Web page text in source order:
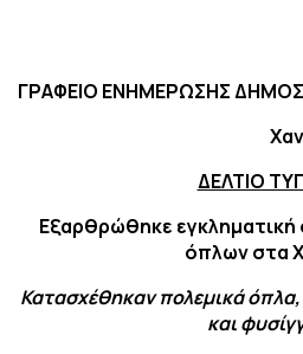
ΓΡΑΦΕΙΟ ΕΝΗΜΕΡΩΣΗΣ
ΔΕΛΤΙΟ
Εξαρθρώθηκε
όπλων στα
Κατασχέθηκαν πολεμικά
και